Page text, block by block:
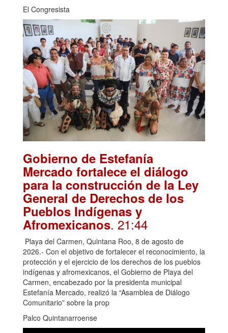
El Congresista
Gobierno de Estefanía
Mercado fortalece el diálogo
para la construcción de la Ley
General de Derechos de los
Pueblos Indígenas y
Afromexicanos. 21:44
Playa del Carmen, Quintana Roo, 8 de agosto de
2026.- Con el objetivo de fortalecer el reconocimiento, la
protección y el ejercicio de los derechos de los pueblos
indígenas y afromexicanos, el Gobierno de Playa del
Carmen, encabezado por la presidenta municipal
Estefanía Mercado, realizó la “Asamblea de Diálogo
Comunitario” sobre la prop
Palco Quintanarroense